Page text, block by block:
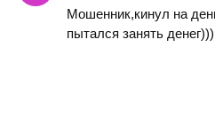
Мошенник,кинул на
пытался занять денег)))